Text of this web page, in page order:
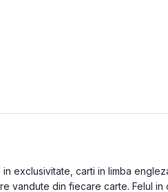
exclusivitate, carti in limba
vandute din fiecare carte. Felul in